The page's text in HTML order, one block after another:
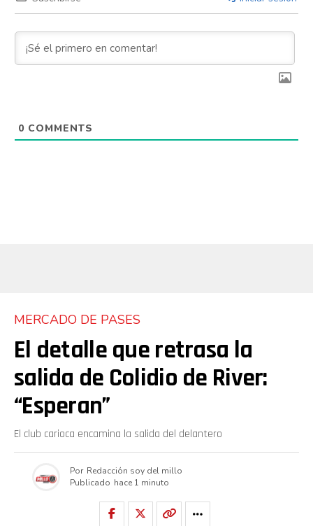
0 COMMENTS
MERCADO DE PASES
El detalle que retrasa la
salida de Colidio de River:
“Esperan”
El club carioca encamina la salida del delantero
Por Redacción soy del millo
Publicado hace 1 minuto